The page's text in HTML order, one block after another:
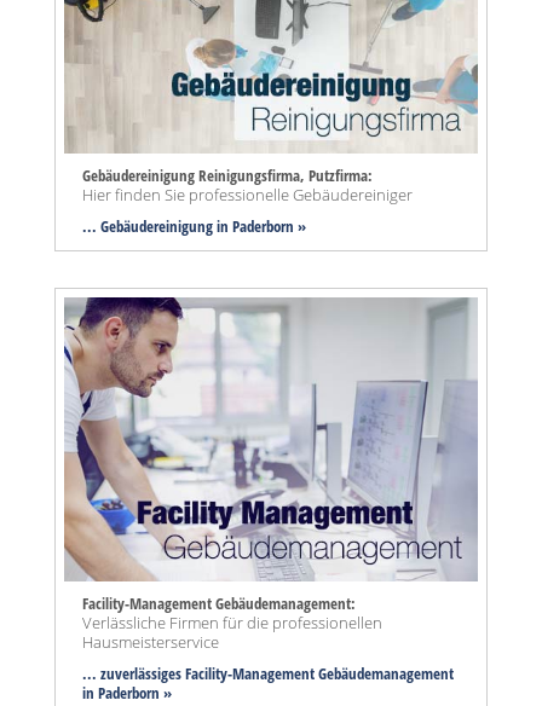
Gebäudereinigung Reinigungsfirma, Putzfirma:
Hier finden Sie professionelle Gebäudereiniger
... Gebäudereinigung in Paderborn »
Facility-Management Gebäudemanagement:
Verlässliche Firmen für die professionellen
Hausmeisterservice
... zuverlässiges Facility-Management Gebäudemanagement
in Paderborn »